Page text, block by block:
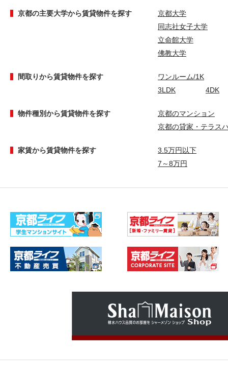
京都の主要大学から賃貸物件を探す
京都大学
同志社女子大学
立命館大学
佛教大学
間取りから賃貸物件を探す
ワンルーム/1K
3LDK
4DK
物件種別から賃貸物件を探す
京都のマンション
京都の貸家・テラス
家賃から賃貸物件を探す
3.5万円以下
7～8万円